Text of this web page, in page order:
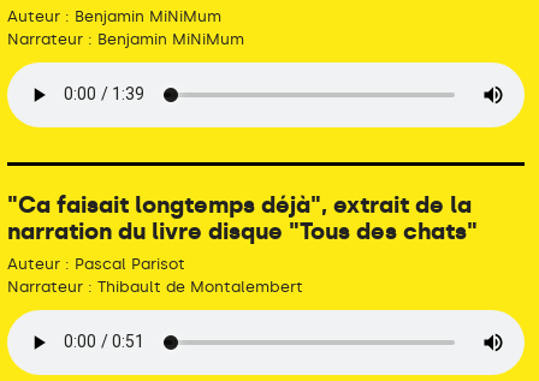
Auteur : Benjamin MiNiMum
Narrateur : Benjamin MiNiMum
"Ca faisait longtemps déjà", extrait de la
narration du livre disque "Tous des chats"
Auteur : Pascal Parisot
Narrateur : Thibault de Montalembert